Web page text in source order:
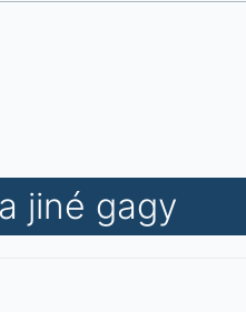
jiné gagy